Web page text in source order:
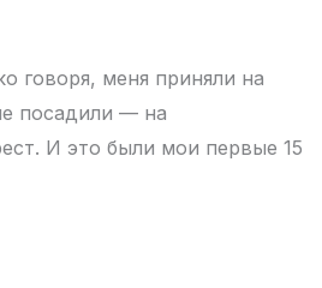
говоря, меня приняли на
посадили — на
И это были мои первые 15